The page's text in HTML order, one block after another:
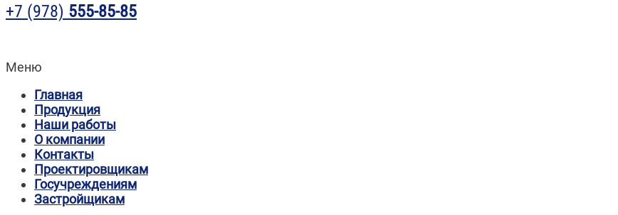
+7 (978) 555-85-85
Меню
Главная
Продукция
Наши работы
О компании
Контакты
Проектировщикам
Госучреждениям
Застройщикам